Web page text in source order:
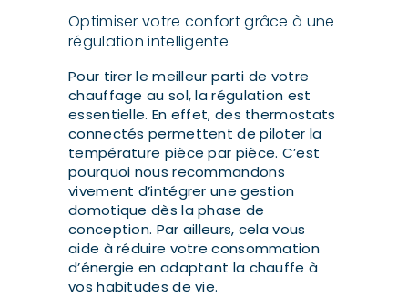
Optimiser votre confort grâce à une
régulation intelligente
Pour tirer le meilleur parti de votre
chauffage au sol, la régulation est
essentielle. En effet, des thermostats
connectés permettent de piloter la
température pièce par pièce. C’est
pourquoi nous recommandons
vivement d’intégrer une gestion
domotique dès la phase de
conception. Par ailleurs, cela vous
aide à réduire votre consommation
d’énergie en adaptant la chauffe à
vos habitudes de vie.